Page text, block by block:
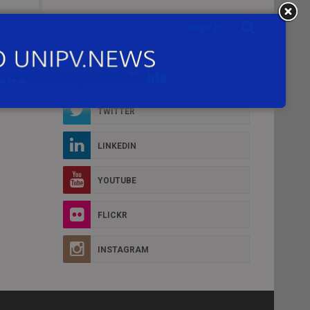
MORE
TWITTER
LINKEDIN
YOUTUBE
FLICKR
INSTAGRAM